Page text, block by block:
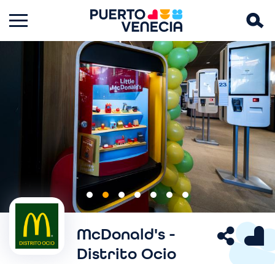
Anterior
Siguiente
m
a
McDonald's -
Distrito Ocio